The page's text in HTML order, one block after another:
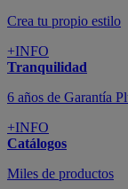
Crea tu propio estilo
+INFO
Tranquilidad
6 años de Garantía
+INFO
Catálogos
Miles de productos